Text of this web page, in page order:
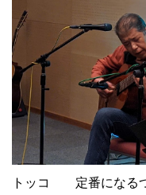
トッコ 定番になるつ